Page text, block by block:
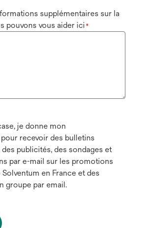
supplémentaires sur la
pouvons vous aider ici *
je donne mon
recevoir des bulletins
publicités, des sondages et
par e-mail sur les promotions
en France et des
groupe par email.